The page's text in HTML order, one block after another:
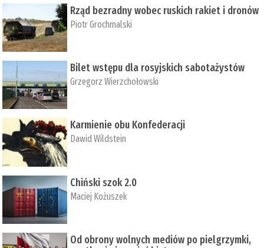
Rząd bezradny wobec ruskich rakiet i dronów
Piotr Grochmalski
Bilet wstępu dla rosyjskich sabotażystów
Grzegorz Wierzchołowski
Karmienie obu Konfederacji
Dawid Wildstein
Chiński szok 2.0
Maciej Kożuszek
Od obrony wolnych mediów po pielgrzymki,